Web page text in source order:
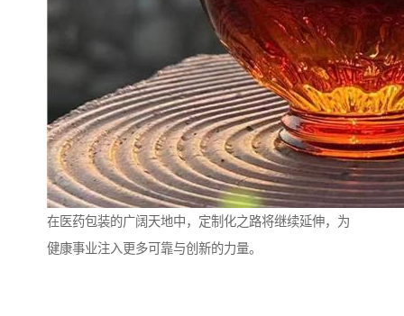
在医药包装的广阔天地中，定制化之路将继续延伸，为
健康事业注入更多可靠与创新的力量。